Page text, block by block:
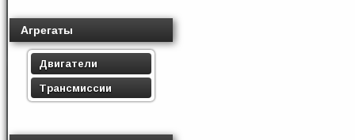
Агрегаты
Двигатели
Трансмиссии